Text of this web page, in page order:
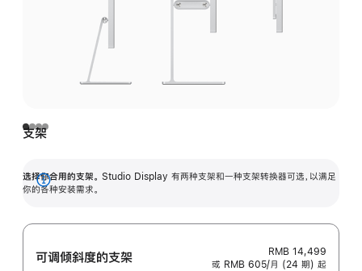
支架
选择你合用的支架。 Studio Display 有两种支架和一种支架转换器可选，以满足
你的各种安装需求。
展
可调倾斜度的支架
RMB 14,499
或 RMB 605/月 (24 期) 起